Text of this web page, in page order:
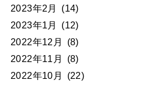
2023年2月
(14)
2023年1月
(12)
2022年12月
(8)
2022年11月
(8)
2022年10月
(22)